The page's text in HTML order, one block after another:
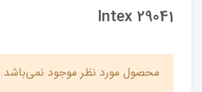
Intex 29041
محصول مورد نظر موجود نمی‌باشد.